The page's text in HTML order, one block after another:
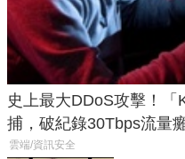
史上最大DDoS攻擊！
捕，破紀錄30Tbps流量
雲端/資訊安全